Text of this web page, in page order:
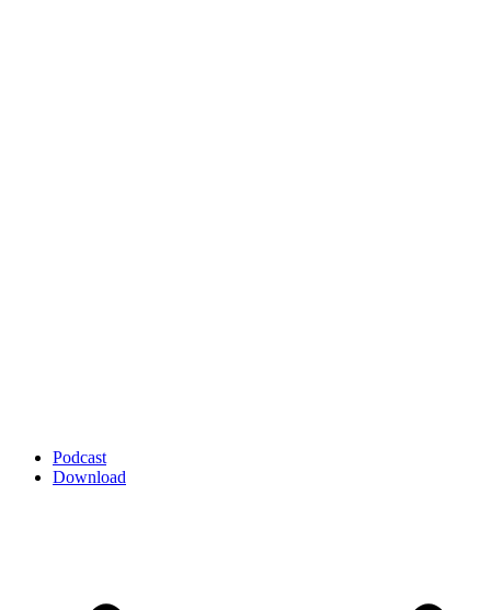
Podcast
Download